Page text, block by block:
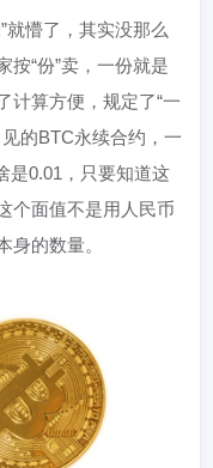
就懵了，其实没那么
按“份”卖，一份就是
计算方便，规定了“一
的BTC永续合约，一
是0.01，只要知道这
个面值不是用人民币
身的数量。